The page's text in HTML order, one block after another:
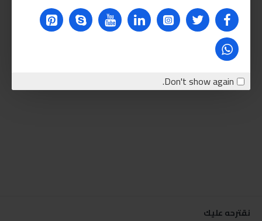
Don't show again.
نقترحه عليك